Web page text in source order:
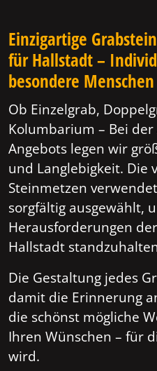
Einzigartige
für Hallstadt –
besondere Menschen
Ob Einzelgrab,
Kolumbarium – Bei
Angebots legen wir
und Langlebigkeit. Die
Steinmetzen
sorgfältig ausgewählt,
Herausforderungen
Hallstadt
Die Gestaltung jedes
damit die Erinnerung
die schönst mögliche
Ihren Wünschen – für
wird.